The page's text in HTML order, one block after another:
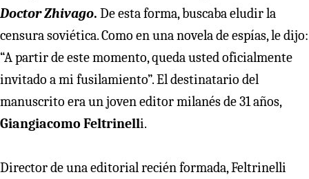
Doctor Zhivago. De esta forma, buscaba eludir la
censura soviética. Como en una novela de espías, le dijo:
“A partir de este momento, queda usted oficialmente
invitado a mi fusilamiento”. El destinatario del
manuscrito era un joven editor milanés de 31 años,
Giangiacomo Feltrinelli.
Director de una editorial recién formada, Feltrinelli